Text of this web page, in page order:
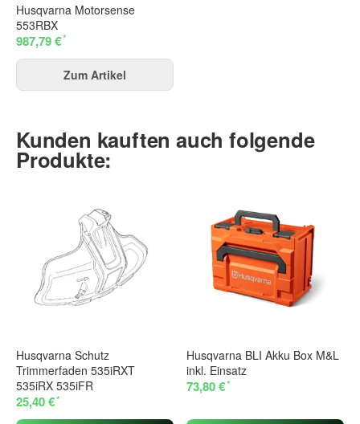
Husqvarna Motorsense
553RBX
987,79 €*
Zum Artikel
Kunden kauften auch folgende
Produkte:
Husqvarna Schutz
Trimmerfaden 535iRXT
535iRX 535iFR
25,40 €*
Husqvarna BLI Akku Box M&L
inkl. Einsatz
73,80 €*